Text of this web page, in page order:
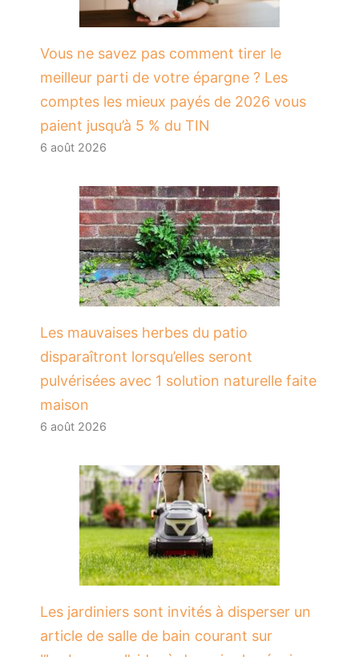
Vous ne savez pas comment tirer le
meilleur parti de votre épargne ? Les
comptes les mieux payés de 2026 vous
paient jusqu’à 5 % du TIN
6 août 2026
Les mauvaises herbes du patio
disparaîtront lorsqu’elles seront
pulvérisées avec 1 solution naturelle faite
maison
6 août 2026
Les jardiniers sont invités à disperser un
article de salle de bain courant sur